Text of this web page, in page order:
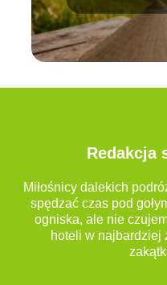
Redakcja
Miłośnicy dalekich
spędzać czas pod
ogniska, ale nie
hoteli w najbardziej